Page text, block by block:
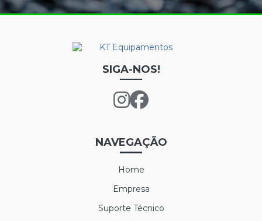
GRAFATEX ARAMIDA 1511
LUVA NYLON PARA CAMARA FRIA
LUVA POLIFLEX BRANCA
SIGA-NOS!
NAVEGAÇÃO
Home
Empresa
Suporte Técnico